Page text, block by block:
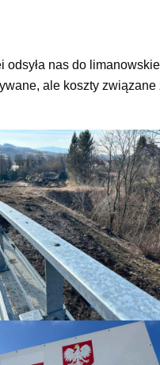
nas do
ale koszty